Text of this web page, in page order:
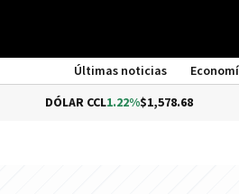
Últimas noticias
1.22%$1,578.68